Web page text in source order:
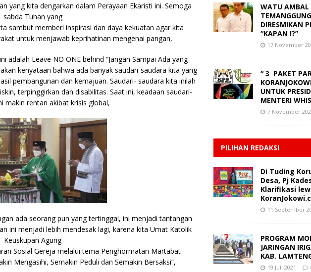
yang kita dengarkan dalam Perayaan Ekaristi ini. Semoga
sabda Tuhan yang
sambut memberi inspirasi dan daya kekuatan agar kita
untuk menjawab keprihatinan mengenai pangan,
adalah Leave NO ONE behind “Jangan Sampai Ada yang
kenyataan bahwa ada banyak saudari-saudara kita yang
pembangunan dan kemajuan. Saudari- saudara kita inilah
terpinggirkan dan disabilitas. Saat ini, keadaan saudari-
makin rentan akibat krisis global,
ada seorang pun yang tertinggal, ini menjadi tantangan
ini menjadi lebih mendesak lagi, karena kita Umat Katolik
Keuskupan Agung
Sosial Gereja melalui tema Penghormatan Martabat
Mengasihi, Semakin Peduli dan Semakin Bersaksi”,
WATU AMBAL
DIRESMIKAN
“KAPAN !?”
17 November
“ 3 PAKET
UNTUK
MENTERI
7 November
PILIHAN REDAKSI
Di Tuding
Desa, Pj
Klarifikasi
11 September
PROGRAM
JARINGAN
KAB.
19 Juli 2021